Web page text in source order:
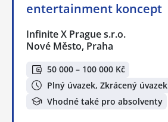
entertainment koncept
Infinite X Prague s.r.o.
Nové Město, Praha
50 000 – 100 000 Kč
Plný úvazek, Zkrácený úvazek
Vhodné také pro absolventy